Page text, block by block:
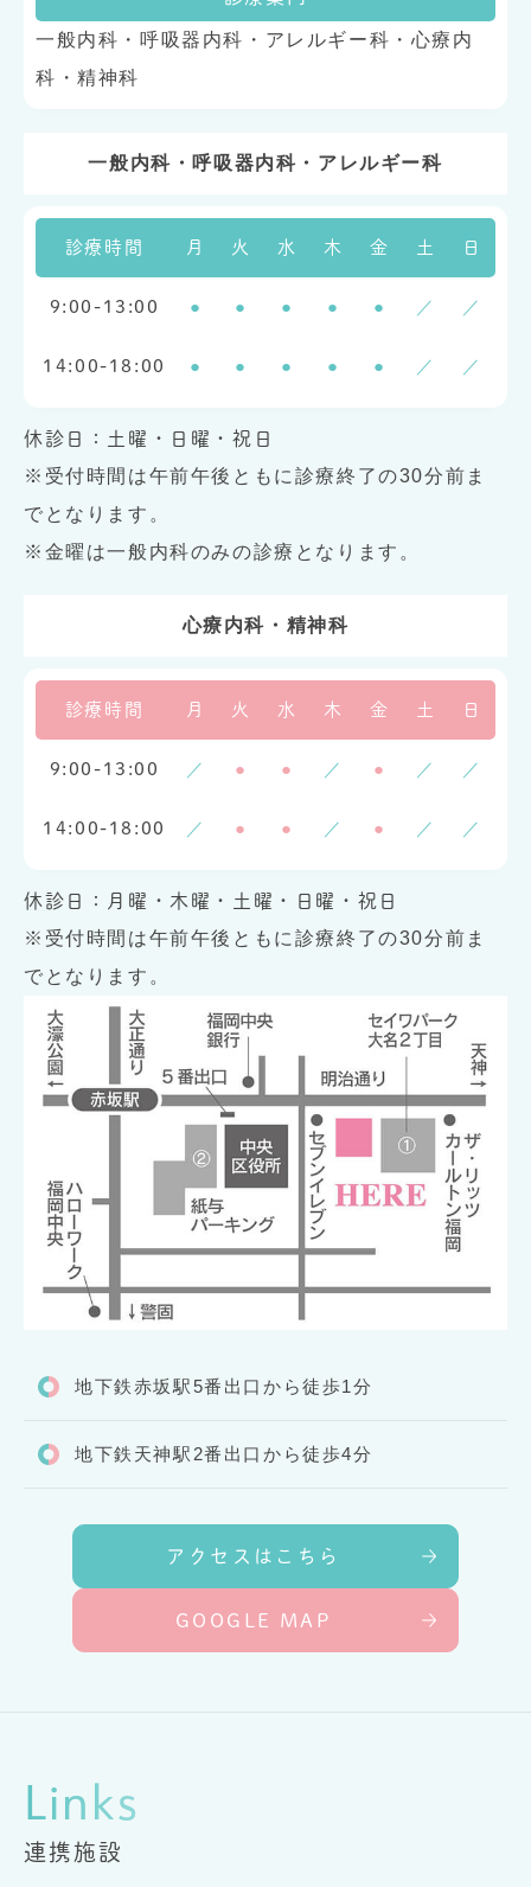
一般内科・呼吸器内科・アレルギー科・心療内
科・精神科
一般内科・呼吸器内科・アレルギー科
診療時間 月 火 水 木 金 土 日
9:00-13:00 ● ● ● ● ● ／ ／
14:00-18:00 ● ● ● ● ● ／ ／
休診日：土曜・日曜・祝日
※受付時間は午前午後ともに診療終了の30分前ま
でとなります。
※金曜は一般内科のみの診療となります。
心療内科・精神科
診療時間 月 火 水 木 金 土 日
9:00-13:00 ／ ● ● ／ ● ／ ／
14:00-18:00 ／ ● ● ／ ● ／ ／
休診日：月曜・木曜・土曜・日曜・祝日
※受付時間は午前午後ともに診療終了の30分前ま
でとなります。
地下鉄赤坂駅5番出口から徒歩1分
地下鉄天神駅2番出口から徒歩4分
アクセスはこちら
GOOGLE MAP
Links
連携施設